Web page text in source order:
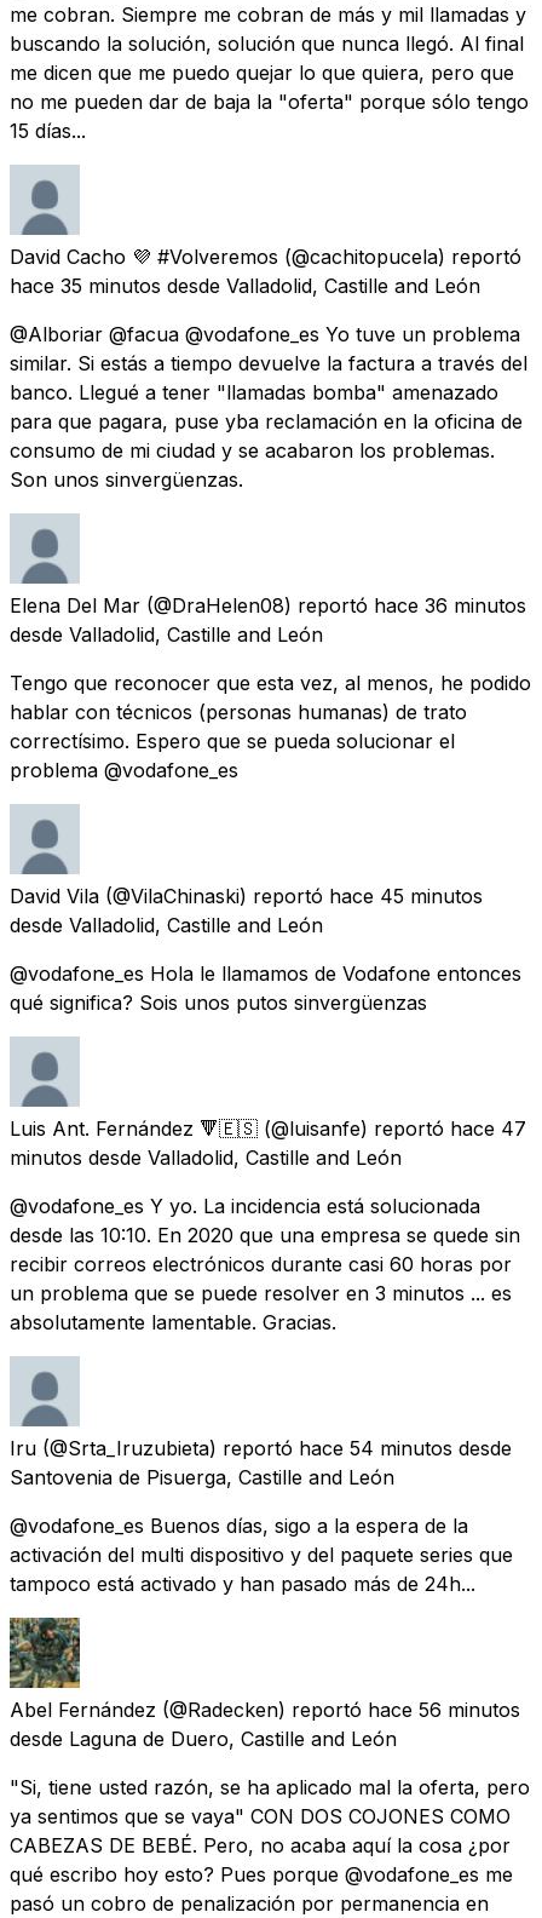
me cobran. Siempre me cobran de más y mil llamadas y
buscando la solución, solución que nunca llegó. Al final
me dicen que me puedo quejar lo que quiera, pero que
no me pueden dar de baja la "oferta" porque sólo tengo
15 días...
David Cacho 💜 #Volveremos (@cachitopucela) reportó
hace 35 minutos desde Valladolid, Castille and León
@Alboriar @facua @vodafone_es Yo tuve un problema
similar. Si estás a tiempo devuelve la factura a través del
banco. Llegué a tener "llamadas bomba" amenazado
para que pagara, puse yba reclamación en la oficina de
consumo de mi ciudad y se acabaron los problemas.
Son unos sinvergüenzas.
Elena Del Mar (@DraHelen08) reportó hace 36 minutos
desde Valladolid, Castille and León
Tengo que reconocer que esta vez, al menos, he podido
hablar con técnicos (personas humanas) de trato
correctísimo. Espero que se pueda solucionar el
problema @vodafone_es
David Vila (@VilaChinaski) reportó hace 45 minutos
desde Valladolid, Castille and León
@vodafone_es Hola le llamamos de Vodafone entonces
qué significa? Sois unos putos sinvergüenzas
Luis Ant. Fernández 🔻🇪🇸 (@luisanfe) reportó hace 47
minutos desde Valladolid, Castille and León
@vodafone_es Y yo. La incidencia está solucionada
desde las 10:10. En 2020 que una empresa se quede sin
recibir correos electrónicos durante casi 60 horas por
un problema que se puede resolver en 3 minutos ... es
absolutamente lamentable. Gracias.
Iru (@Srta_Iruzubieta) reportó hace 54 minutos desde
Santovenia de Pisuerga, Castille and León
@vodafone_es Buenos días, sigo a la espera de la
activación del multi dispositivo y del paquete series que
tampoco está activado y han pasado más de 24h...
Abel Fernández (@Radecken) reportó hace 56 minutos
desde Laguna de Duero, Castille and León
"Si, tiene usted razón, se ha aplicado mal la oferta, pero
ya sentimos que se vaya" CON DOS COJONES COMO
CABEZAS DE BEBÉ. Pero, no acaba aquí la cosa ¿por
qué escribo hoy esto? Pues porque @vodafone_es me
pasó un cobro de penalización por permanencia en